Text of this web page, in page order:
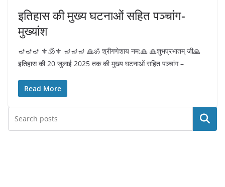
इतिहास की मुख्य घटनाओं सहित पञ्चांग-
मुख्यांश
🪔🪔🪔 ⚜️🕉️⚜️ 🪔🪔🪔 🙏ॐ श्रीगणेशाय नम:🙏 🙏शुभप्रभातम् जी🙏
इतिहास की 20 जुलाई 2025 तक की मुख्य घटनाओं सहित पञ्चांग –
Read More
Search